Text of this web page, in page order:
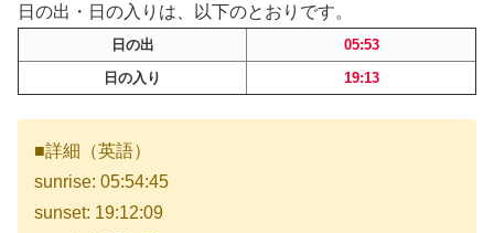
日の出・日の入りは、以下のとおりです。
日の出
05:53
日の入り
19:13
■詳細（英語）
sunrise: 05:54:45
sunset: 19:12:09